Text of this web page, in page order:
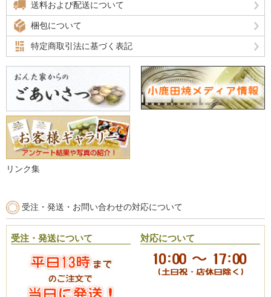
送料および配送について
梱包について
特定商取引法に基づく表記
リンク集
受注・発送・お問い合わせの対応について
受注・発送について 対応について